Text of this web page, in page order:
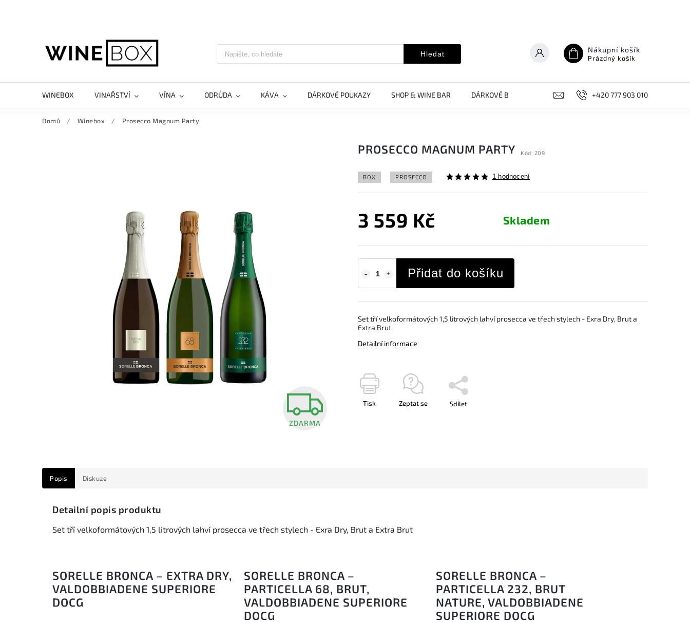
Hledat Nákupní košík
Prázdný košík
WINEBOX VINAŘSTVÍ VÍNA ODRŮDA KÁVA DÁRKOVÉ POUKAZY SHOP & WINE BAR DÁRKOVÉ BALÍČKY NOVINKY, AKCE KONTAKT
+420 777 903 010
Domů / Winebox / Prosecco Magnum Party
ZDARMA
PROSECCO MAGNUM PARTY Kód: 209
BOX PROSECCO 1 hodnocení
3 559 Kč Skladem
Přidat do košíku
Set tří velkoformátových 1,5 litrových lahví prosecca ve třech stylech - Exra Dry, Brut a
Extra Brut
Detailní informace
Tisk Zeptat se Sdílet
Popis Diskuze
Detailní popis produktu
Set tří velkoformátových 1,5 litrových lahví prosecca ve třech stylech - Exra Dry, Brut a Extra Brut
SORELLE BRONCA – EXTRA DRY,
VALDOBBIADENE SUPERIORE
DOCG
SORELLE BRONCA –
PARTICELLA 68, BRUT,
VALDOBBIADENE SUPERIORE
DOCG
SORELLE BRONCA –
PARTICELLA 232, BRUT
NATURE, VALDOBBIADENE
SUPERIORE DOCG